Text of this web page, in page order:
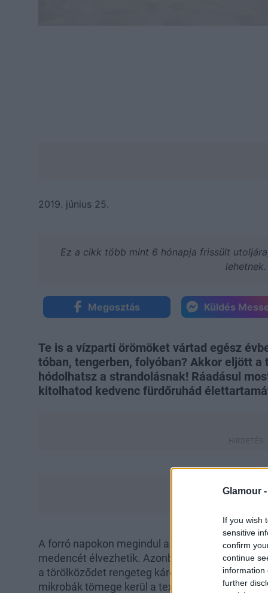
Glamour -
If you wish
sensitive
confirm
continue
information
further
2019. június 25.
Ez a cikk több mint 6 hónapja frissült
lehetnek.
Megosztás Küldés
Te is a vízparti örömöket vártad egész
tóban, tengerben, folyóban? Akkor eljött a
hódolhatsz a strandolásnak! Ráadásul
kitolhatod kedvenc fürdőruhád
A forró napokon megindul a népvándorlás a
medencét élvezhetik. Azonban, még ha
a törölköződet rengeteg káros hatás éri: klór
mikrobák tömege kerül a textíliába.
Gondos